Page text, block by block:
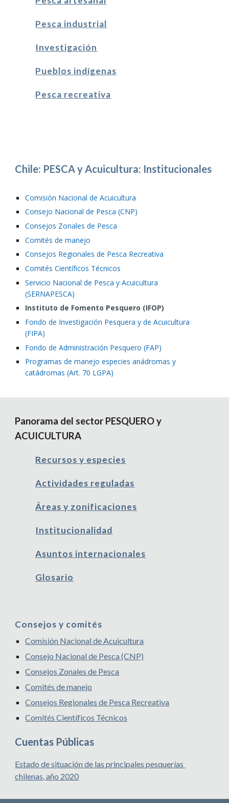
Pesca industrial
Investigación
Pueblos indígenas
Pesca recreativa
Chile: PESCA y Acuicultura: Institucionales
Comisión Nacional de Acuicultura
Consejo Nacional de Pesca (CNP)
Consejos Zonales de Pesca
Comités de manejo
Consejos Regionales de Pesca Recreativa
Comités Científicos Técnicos
Servicio Nacional de Pesca y Acuicultura
(SERNAPESCA)
Instituto de Fomento Pesquero (IFOP)
Fondo de Investigación Pesquera y de Acuicultura
(FIPA)
Fondo de Administración Pesquero (FAP)
Programas de manejo especies anádromas y
catádromas (Art. 70 LGPA)
Panorama del sector PESQUERO y
ACUICULTURA
Recursos y especies
Actividades reguladas
Áreas y zonificaciones
Institucionalidad
Asuntos internacionales
Glosario
Consejos y comités
Comisión Nacional de Acuicultura
Consejo Nacional de Pesca (CNP)
Consejos Zonales de Pesca
Comités de manejo
Consejos Regionales de Pesca Recreativa
Comités Científicos Técnicos
Cuentas Públicas
Estado de situación de las principales pesquerías
chilenas, año 2020